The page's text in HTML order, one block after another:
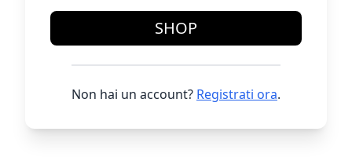
SHOP
Non hai un account? Registrati ora.